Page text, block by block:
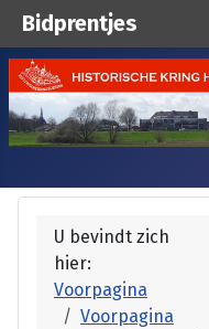
U bevindt zich
hier:
Voorpagina
Voorpagina
Bidprentjes